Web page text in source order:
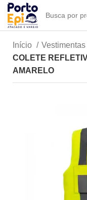
Início
COLETE
AMARELO